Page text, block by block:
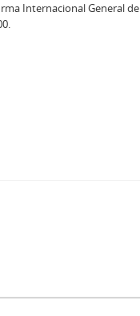
Internacional General de